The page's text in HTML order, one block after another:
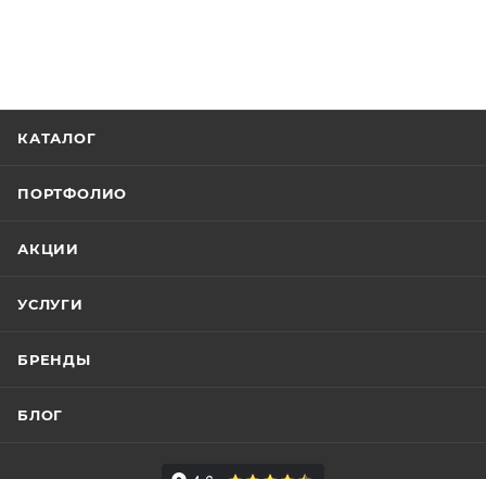
КАТАЛОГ
ПОРТФОЛИО
АКЦИИ
УСЛУГИ
БРЕНДЫ
БЛОГ